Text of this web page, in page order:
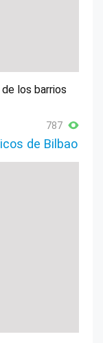
los barrios
787
de Bilbao